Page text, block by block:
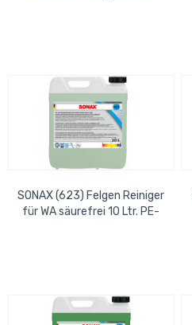
SONAX (623) Felgen Reiniger
für WA säurefrei 10 Ltr. PE-